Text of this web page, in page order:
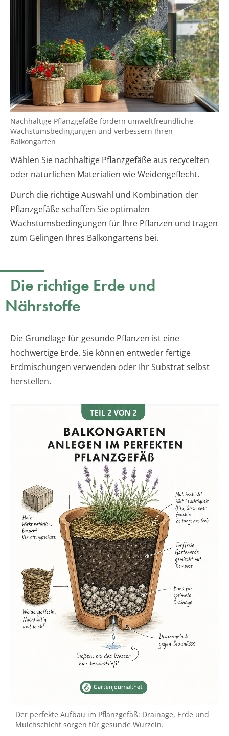
Nachhaltige Pflanzgefäße fördern umweltfreundliche
Wachstumsbedingungen und verbessern Ihren
Balkongarten
Wählen Sie nachhaltige Pflanzgefäße aus recycelten
oder natürlichen Materialien wie Weidengeflecht.
Durch die richtige Auswahl und Kombination der
Pflanzgefäße schaffen Sie optimalen
Wachstumsbedingungen für Ihre Pflanzen und tragen
zum Gelingen Ihres Balkongartens bei.
Die richtige Erde und
Nährstoffe
Die Grundlage für gesunde Pflanzen ist eine
hochwertige Erde. Sie können entweder fertige
Erdmischungen verwenden oder Ihr Substrat selbst
herstellen.
Der perfekte Aufbau im Pflanzgefäß: Drainage, Erde und
Mulchschicht sorgen für gesunde Wurzeln.